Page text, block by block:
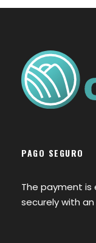
PAGO SEGURO
The payment
securely with an